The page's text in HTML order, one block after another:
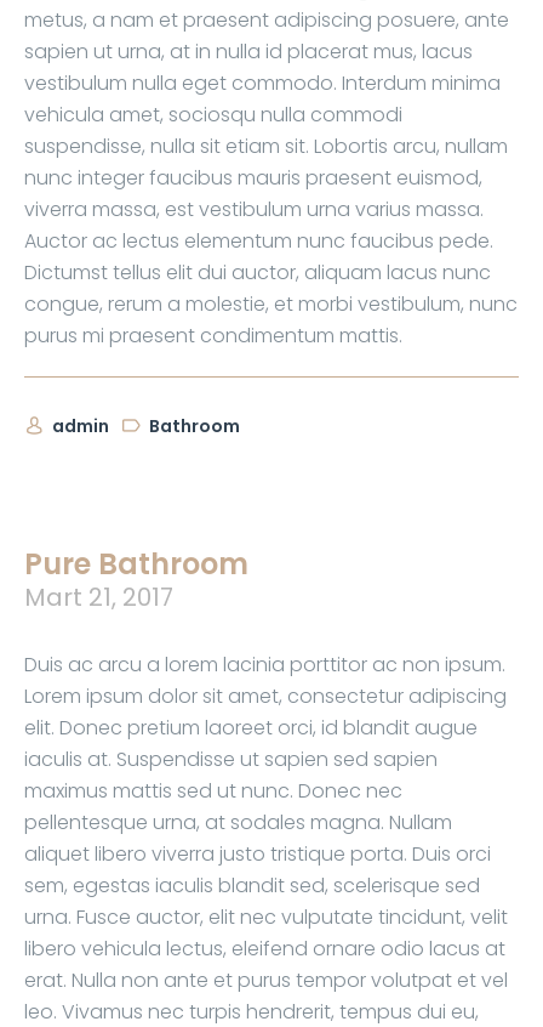
metus, a nam et praesent adipiscing posuere, ante
sapien ut urna, at in nulla id placerat mus, lacus
vestibulum nulla eget commodo. Interdum minima
vehicula amet, sociosqu nulla commodi
suspendisse, nulla sit etiam sit. Lobortis arcu, nullam
nunc integer faucibus mauris praesent euismod,
viverra massa, est vestibulum urna varius massa.
Auctor ac lectus elementum nunc faucibus pede.
Dictumst tellus elit dui auctor, aliquam lacus nunc
congue, rerum a molestie, et morbi vestibulum, nunc
purus mi praesent condimentum mattis.
admin Bathroom
Pure Bathroom
Mart 21, 2017
Duis ac arcu a lorem lacinia porttitor ac non ipsum.
Lorem ipsum dolor sit amet, consectetur adipiscing
elit. Donec pretium laoreet orci, id blandit augue
iaculis at. Suspendisse ut sapien sed sapien
maximus mattis sed ut nunc. Donec nec
pellentesque urna, at sodales magna. Nullam
aliquet libero viverra justo tristique porta. Duis orci
sem, egestas iaculis blandit sed, scelerisque sed
urna. Fusce auctor, elit nec vulputate tincidunt, velit
libero vehicula lectus, eleifend ornare odio lacus at
erat. Nulla non ante et purus tempor volutpat et vel
leo. Vivamus nec turpis hendrerit, tempus dui eu,